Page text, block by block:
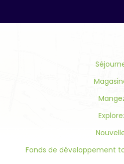
Fonds de développement